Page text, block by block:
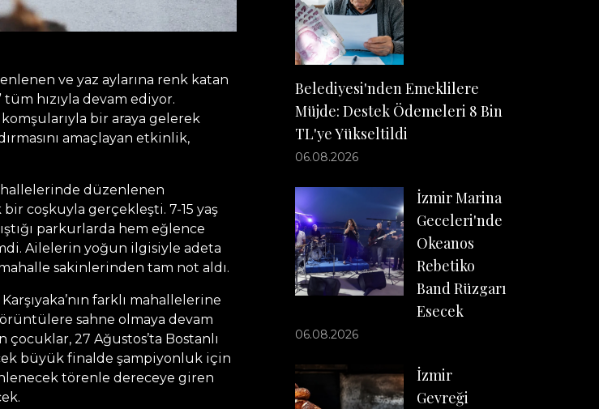
ve yaz aylarına renk katan
hızıyla devam ediyor.
bir araya gelerek
amaçlayan etkinlik,
düzenlenen
bir coşkuyla gerçekleşti. 7-15 yaş
parkurlarda hem eğlence
Ailelerin yoğun ilgisiyle adeta
sakinlerinden tam not aldı.
farklı mahallelerine
sahne olmaya devam
27 Ağustos’ta Bostanlı
büyük finalde şampiyonluk için
törenle dereceye giren
Belediyesi'nden Emeklilere
Müjde: Destek Ödemeleri 8 Bin
TL'ye Yükseltildi
06.08.2026
İzmir Marina
Geceleri'nde
Okeanos
Rebetiko
Band Rüzgarı
Esecek
06.08.2026
İzmir
Gevreği